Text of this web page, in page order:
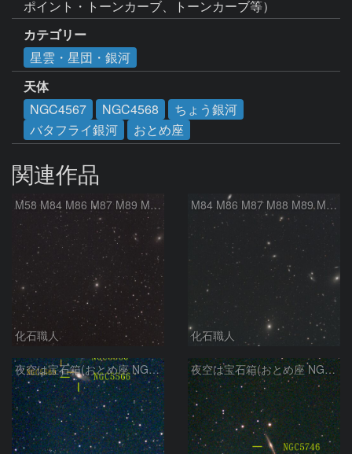
ポイント・トーンカーブ、トーンカーブ等）
カテゴリー
星雲・星団・銀河
天体
NGC4567
NGC4568
ちょう銀河
バタフライ銀河
おとめ座
関連作品
M58 M84 M86 M87 M89 M90 マルカリアンの銀河鎖 おとめ座 かみのけ座
化石職人
M84 M86 M87 M88 M89 M90 M91 マルカリアンの銀河鎖 おとめ座 かみのけ座
化石職人
夜空は宝石箱(おとめ座 NGC5566) Seestar50 夜空は宝石箱(おとめ座 NGC5746) Seestar50